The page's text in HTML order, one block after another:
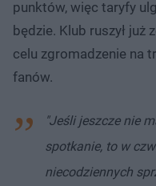
punktów, więc taryfy
będzie. Klub ruszył już
celu zgromadzenie na
fanów.
"Jeśli jeszcze nie
spotkanie, to w
niecodziennych